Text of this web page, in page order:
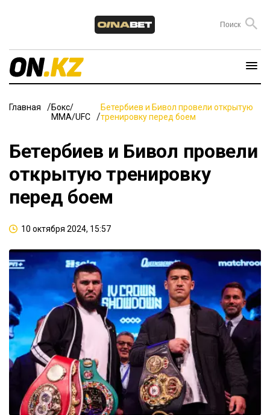
Главная
Бокс/
ММА/UFC
Бетербиев и Бивол провели открытую
тренировку перед боем
Бетербиев и Бивол провели
открытую тренировку
перед боем
10 октября 2024, 15:57